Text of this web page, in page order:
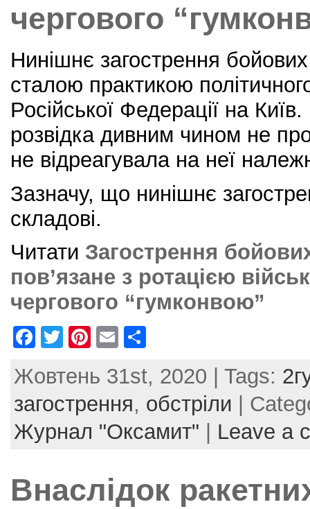
чергового
Нинішнє загострення
сталою практикою
Російської Федерації на
розвідка дивним чином не
не відреагувала на неї
Зазначу, що нинішнє
складові.
Читати Загострення
пов’язане з ротацією
чергового “гумконвою”
F
c
e
b
o
k
T
itt
er
Pi
er
e
st
E
ai
l
ar
e
Жовтень 31st, 2020 | Tags:
загострення, обстріли |
Журнал "Оксамит"
Leave a
Внаслідок